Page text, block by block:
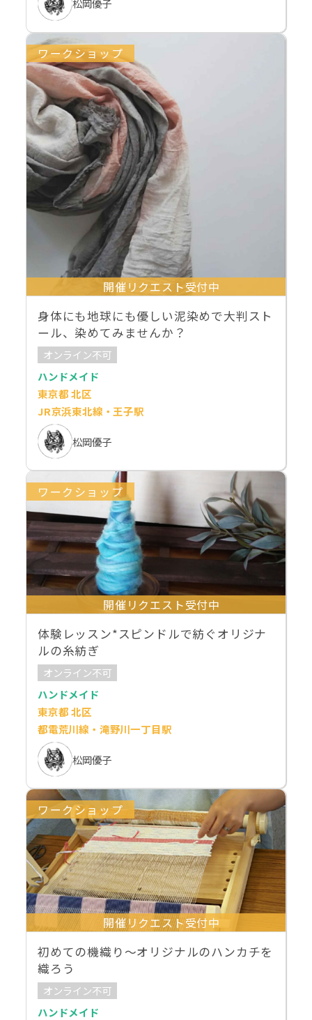
松岡優子
ワークショップ
開催リクエスト受付中
身体にも地球にも優しい泥染めで大判スト
ール、染めてみませんか？
オンライン不可
ハンドメイド
東京都 北区
JR京浜東北線・王子駅
松岡優子
ワークショップ
開催リクエスト受付中
体験レッスン*スピンドルで紡ぐオリジナ
ルの糸紡ぎ
オンライン不可
ハンドメイド
東京都 北区
都電荒川線・滝野川一丁目駅
松岡優子
ワークショップ
開催リクエスト受付中
初めての機織り～オリジナルのハンカチを
織ろう
オンライン不可
ハンドメイド